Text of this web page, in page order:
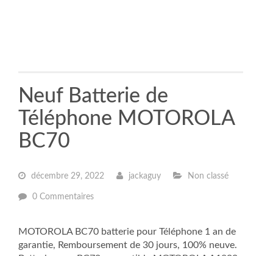
Neuf Batterie de
Téléphone MOTOROLA
BC70
décembre 29, 2022 jackaguy Non classé
0 Commentaires
MOTOROLA BC70 batterie pour Téléphone 1 an de
garantie, Remboursement de 30 jours, 100% neuve.